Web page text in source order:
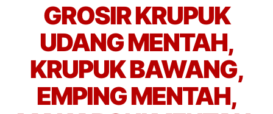
GROSIR KRUPUK
UDANG MENTAH,
KRUPUK BAWANG,
EMPING MENTAH,